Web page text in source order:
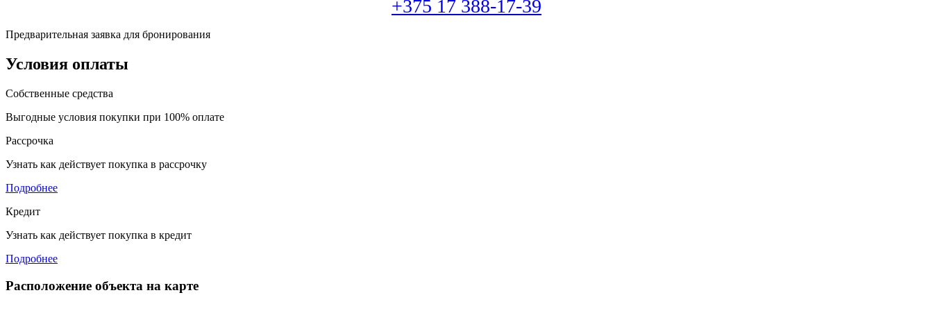
+375 17 388-17-39
Предварительная заявка для бронирования
Условия оплаты
Собственные средства
Выгодные условия покупки при 100% оплате
Рассрочка
Узнать как действует покупка в рассрочку
Подробнее
Кредит
Узнать как действует покупка в кредит
Подробнее
Расположение объекта на карте